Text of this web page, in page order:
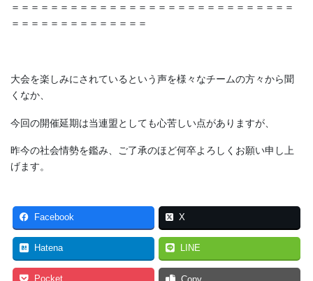
＝＝＝＝＝＝＝＝＝＝＝＝＝＝＝＝＝＝＝＝＝＝＝＝＝＝＝＝＝
＝＝＝＝＝＝＝＝＝＝＝＝＝＝
大会を楽しみにされているという声を様々なチームの方々から聞
くなか、
今回の開催延期は当連盟としても心苦しい点がありますが、
昨今の社会情勢を鑑み、ご了承のほど何卒よろしくお願い申し上
げます。
Facebook X
Hatena LINE